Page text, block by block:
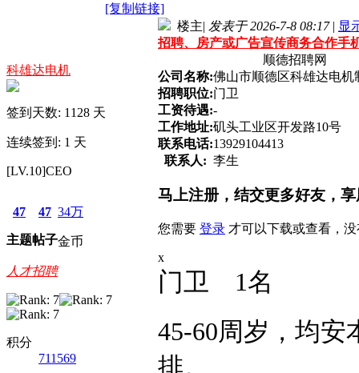
[复制链接]
科雄达电机
签到天数: 1128 天
连续签到: 1 天
[LV.10]CEO
47
主题
47
帖子
34万
金币
人才招聘
积分
711569
楼主| 发表于 2026-7-8 08:17 | 显
招聘、房产或广告宣传商务合作手
顺德招聘网
公司名称:佛山市顺德区科雄达电机
招聘职位:门卫
工资待遇:-
工作地址:矶头工业区开发路10号
联系电话:13929104413
联系人: 李生
马上注册，结交更多好友，
您需要 登录 才可以下载或查看，
x
门卫 1名
45-60周岁，均
排。